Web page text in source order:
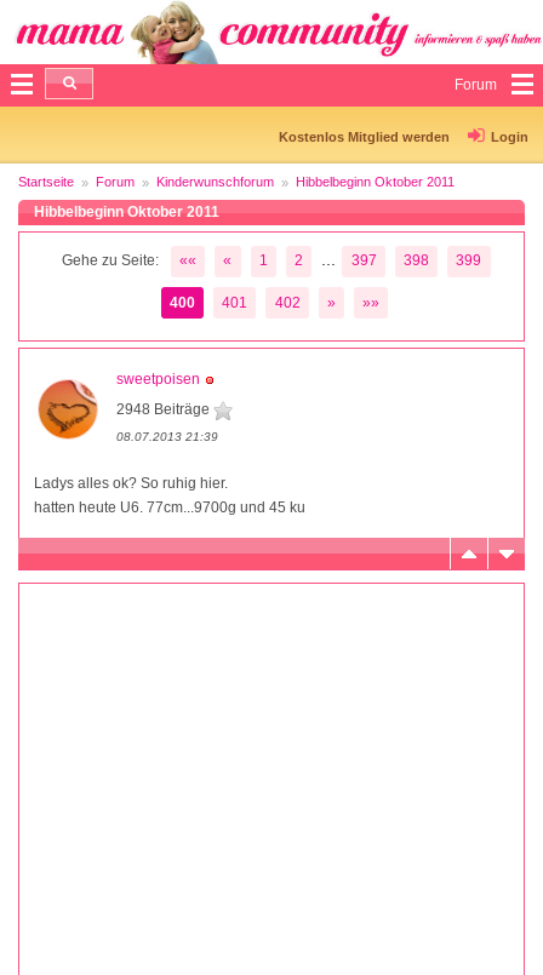
Forum
Kostenlos Mitglied werden Login
Startseite Forum Kinderwunschforum Hibbelbeginn Oktober 2011
Hibbelbeginn Oktober 2011
Gehe zu Seite: «« « 1 2 397 398 399
400 401 402 » »»
sweetpoisen
2948 Beiträge
08.07.2013 21:39
Ladys alles ok? So ruhig hier.
hatten heute U6. 77cm...9700g und 45 ku